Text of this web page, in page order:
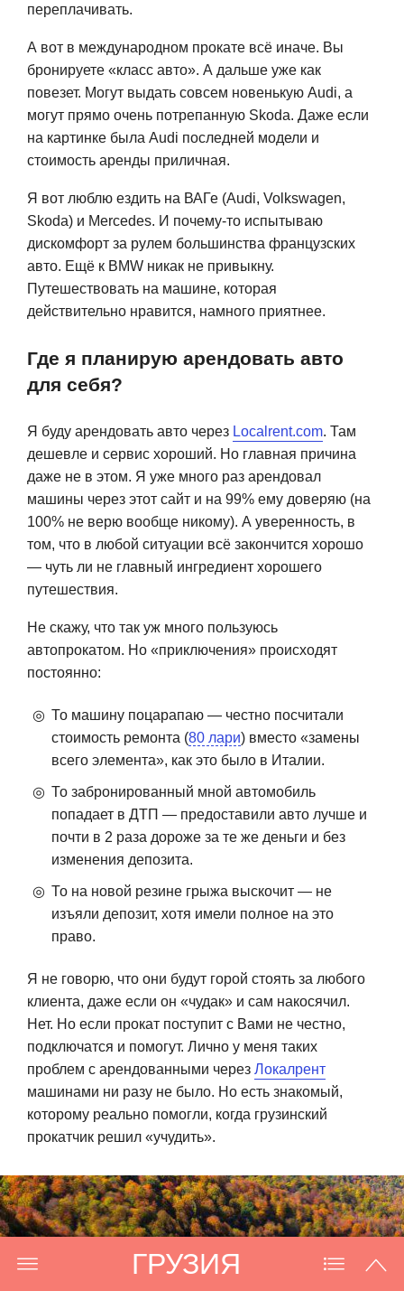
ГРУЗИЯ
переплачивать.
А вот в международном прокате всё иначе. Вы
бронируете «класс авто». А дальше уже как
повезет. Могут выдать совсем новенькую Audi, а
могут прямо очень потрепанную Skoda. Даже если
на картинке была Audi последней модели и
стоимость аренды приличная.
Я вот люблю ездить на ВАГе (Audi, Volkswagen,
Skoda) и Mercedes. И почему-то испытываю
дискомфорт за рулем большинства французских
авто. Ещё к BMW никак не привыкну.
Путешествовать на машине, которая
действительно нравится, намного приятнее.
Где я планирую арендовать авто
для себя?
Я буду арендовать авто через Localrent.com. Там
дешевле и сервис хороший. Но главная причина
даже не в этом. Я уже много раз арендовал
машины через этот сайт и на 99% ему доверяю (на
100% не верю вообще никому). А уверенность, в
том, что в любой ситуации всё закончится хорошо
— чуть ли не главный ингредиент хорошего
путешествия.
Не скажу, что так уж много пользуюсь
автопрокатом. Но «приключения» происходят
постоянно:
То машину поцарапаю — честно посчитали
стоимость ремонта (80 лари) вместо «замены
всего элемента», как это было в Италии.
То забронированный мной автомобиль
попадает в ДТП — предоставили авто лучше и
почти в 2 раза дороже за те же деньги и без
изменения депозита.
То на новой резине грыжа выскочит — не
изъяли депозит, хотя имели полное на это
право.
Я не говорю, что они будут горой стоять за любого
клиента, даже если он «чудак» и сам накосячил.
Нет. Но если прокат поступит с Вами не честно,
подключатся и помогут. Лично у меня таких
проблем с арендованными через Локалрент
машинами ни разу не было. Но есть знакомый,
которому реально помогли, когда грузинский
прокатчик решил «учудить».